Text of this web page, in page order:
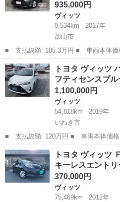
935,000円
ヴィッツ
9,534km
2017年
郡山市
■ 支払総額: 105.3万円 ■ 車両本体価格： 935,000 円 ■ メーカー
名： トヨタ ■ 車種名： ヴィッツ
ジックプレイヤー接続可 衝突被害
ーナー 記...
福島 郡山市 ヴィッツ
トヨタ ヴィッツ
フティセンスブ
1,100,000円
ヴィッツ
54,818km
2019年
いわき市
■ 支払総額: 120万円 ■ 車両本体価格： 1,100,000 円 ■ メーカー
名： トヨタ ■ 車種名： ヴィッツ
ドＦ トヨタセーフティセンスブルー
クカメラビ...
福島 いわき市 ヴィッツ
トヨタ ヴィッ
キーレスエント
370,000円
ヴィッツ
75,469km
2012年